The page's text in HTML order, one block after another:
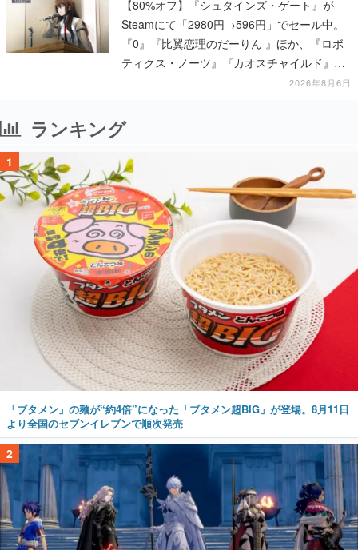
【80%オフ】『シュタインズ・ゲート』が
Steamにて「2980円→596円」でセール中。
『0』『比翼恋理のだーりん 』ほか、『ロボ
ティクス・ノーツ』『カオスチャイルド』な
ど科学アドベンチャーシリーズもセール対象
2026年8月6日
ランキング
1
「ブタメン」の麺が“約4倍”になった「ブタメン超BIG」が登場。8月11日
より全国のセブンイレブンで順次発売
2